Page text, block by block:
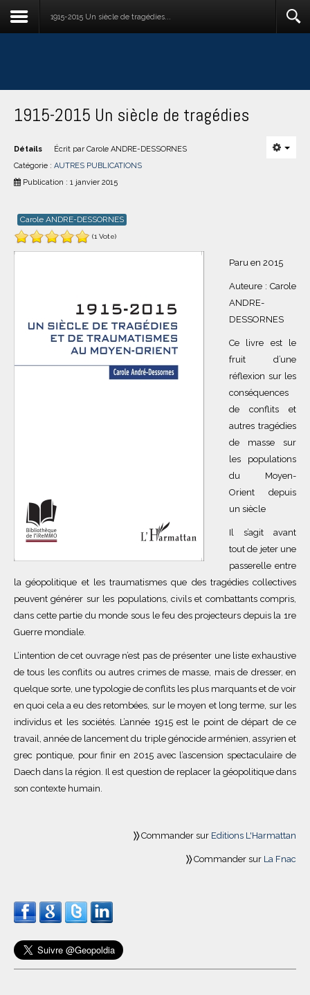
1915-2015 Un siècle de tragédies...
1915-2015 Un siècle de tragédies
Détails Écrit par Carole ANDRE-DESSORNES
Catégorie : AUTRES PUBLICATIONS
Publication : 1 janvier 2015
Carole ANDRE-DESSORNES
(1 Vote)
Paru en 2015
Auteure : Carole
ANDRE-
DESSORNES
Ce livre est le
fruit d’une
réflexion sur les
conséquences
de conflits et
autres tragédies
de masse sur
les populations
du Moyen-
Orient depuis
un siècle
Il s’agit avant
tout de jeter une
passerelle entre
la géopolitique et les traumatismes que des tragédies collectives
peuvent générer sur les populations, civils et combattants compris,
dans cette partie du monde sous le feu des projecteurs depuis la 1re
Guerre mondiale.
L’intention de cet ouvrage n’est pas de présenter une liste exhaustive
de tous les conflits ou autres crimes de masse, mais de dresser, en
quelque sorte, une typologie de conflits les plus marquants et de voir
en quoi cela a eu des retombées, sur le moyen et long terme, sur les
individus et les sociétés. L’année 1915 est le point de départ de ce
travail, année de lancement du triple génocide arménien, assyrien et
grec pontique, pour finir en 2015 avec l’ascension spectaculaire de
Daech dans la région. Il est question de replacer la géopolitique dans
son contexte humain.
〉〉Commander sur Editions L'Harmattan
〉〉Commander sur La Fnac